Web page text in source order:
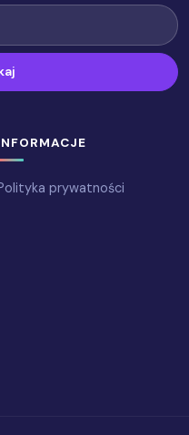
prywatności